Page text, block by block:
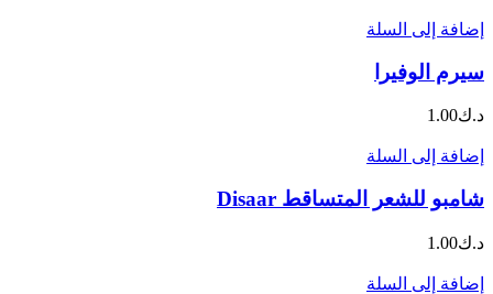
إضافة إلى السلة
سيرم الوفيرا
د.ك1.00
إضافة إلى السلة
شامبو للشعر المتساقط Disaar
د.ك1.00
إضافة إلى السلة